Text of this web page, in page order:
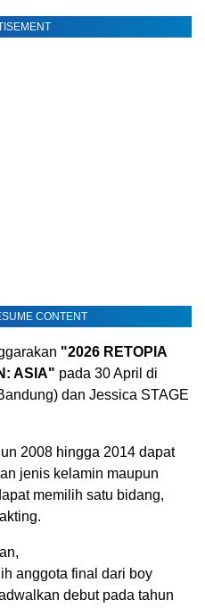
CONTENT
"2026 RETOPIA
ASIA" pada 30 April di
dan Jessica STAGE
2008 hingga 2014 dapat
jenis kelamin maupun
memilih satu bidang,
anggota final dari boy
debut pada tahun